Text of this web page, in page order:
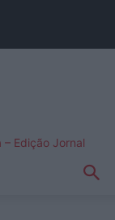
– Edição Jornal